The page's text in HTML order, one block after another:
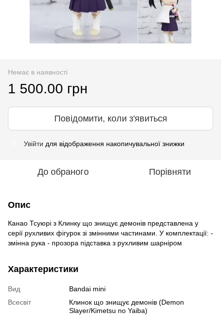
Немає в наявності
1 500.00 грн
Повідомити, коли з'явиться
Увійти для відображення накопичувальної знижки
До обраного Порівняти
Опис
Канао Тсуюрі з Клинку що знищує демонів представлена у
серії рухливих фігурок зі змінними частинами. У комплектації: -
змінна рука - прозора підставка з рухливим шарніром
Характеристики
Вид
Bandai mini
Всесвіт
Клинок що знищує демонів (Demon
Slayer/Kimetsu no Yaiba)